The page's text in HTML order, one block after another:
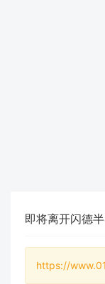
即将离开闪德
https://